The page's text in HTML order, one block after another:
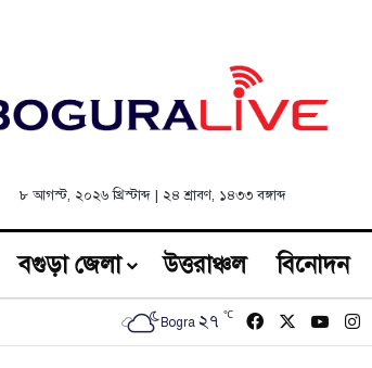
৮ আগস্ট, ২০২৬ খ্রিস্টাব্দ | ২৪ শ্রাবণ, ১৪৩৩ বঙ্গাব্দ
বগুড়া জেলা উত্তরাঞ্চল বিনোদন
Bogra ২৭ ℃ Facebook